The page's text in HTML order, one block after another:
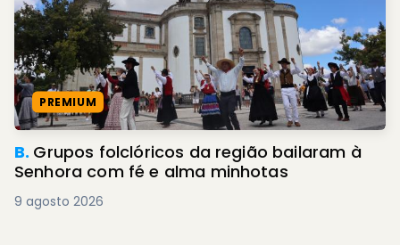
PREMIUM
B. Grupos folclóricos da região bailaram à
Senhora com fé e alma minhotas
9 agosto 2026